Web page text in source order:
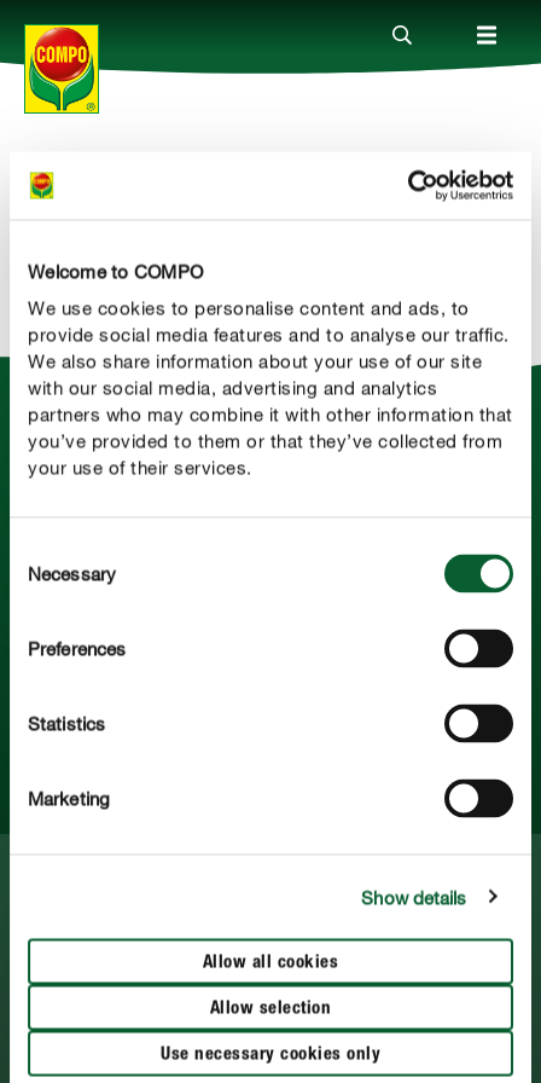
Welcome to COMPO
We use cookies to personalise content and ads, to
provide social media features and to analyse our traffic.
We also share information about your use of our site
with our social media, advertising and analytics
partners who may combine it with other information that
you’ve provided to them or that they’ve collected from
your use of their services.
Selection
Necessary
Preferences
Statistics
Marketing
Show details
Allow all cookies
Allow selection
Use necessary cookies only
Produtos
Serviço
Quem somos
COMPO
Para principiantes ou especialistas em jardinagem. Vamos
Mais sobre COMPO
Protecção de dados
Politica de cookies